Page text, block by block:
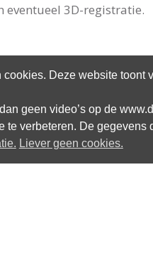
Deze website toont
geen video’s op de
verbeteren. De
Liever geen cookies.
eventueel 3D-registratie.